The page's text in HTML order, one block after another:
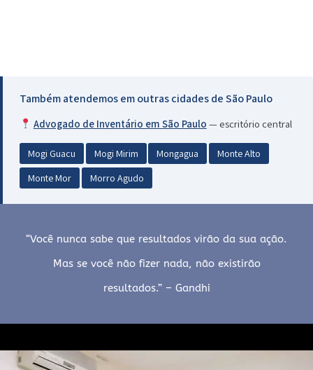
Também atendemos em outras cidades de São Paulo
Advogado de Inventário em São Paulo — escritório central
Mogi Guacu Mogi Mirim Mongagua
Monte Alto
Monte Mor
Morro Agudo
“Você nunca sabe que resultados virão da sua ação.
Mas se você não fizer nada, não existirão
resultados.” – Gandhi